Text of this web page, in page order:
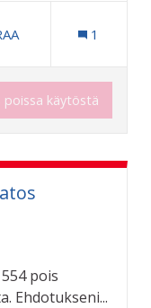
1
poissa käytöstä
pois
Ehdotukseni...